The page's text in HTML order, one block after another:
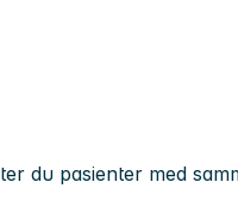
du pasienter med